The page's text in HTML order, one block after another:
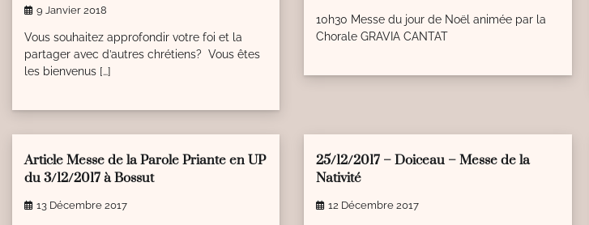
9 Janvier 2018
Vous souhaitez approfondir votre foi et la
partager avec d’autres chrétiens? Vous êtes
les bienvenus […]
10h30 Messe du jour de Noël animée par la
Chorale GRAVIA CANTAT
Article Messe de la Parole Priante en UP
du 3/12/2017 à Bossut
13 Décembre 2017
25/12/2017 – Doiceau – Messe de la
Nativité
12 Décembre 2017